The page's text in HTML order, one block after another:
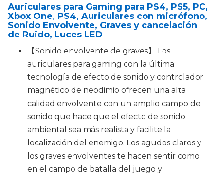
Auriculares para Gaming para PS4, PS5, PC,
Xbox One, PS4, Auriculares con micrófono,
Sonido Envolvente, Graves y cancelación
de Ruido, Luces LED
【Sonido envolvente de graves】 Los
auriculares para gaming con la última
tecnología de efecto de sonido y controlador
magnético de neodimio ofrecen una alta
calidad envolvente con un amplio campo de
sonido que hace que el efecto de sonido
ambiental sea más realista y facilite la
localización del enemigo. Los agudos claros y
los graves envolventes te hacen sentir como
en el campo de batalla del juego y